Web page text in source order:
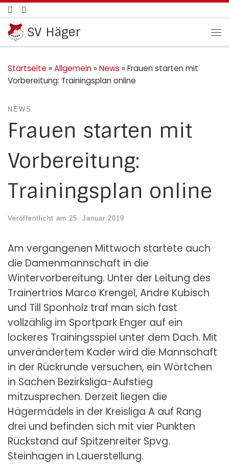
Zum Inhalt springen
SV Häger
Startseite » Allgemein » News » Frauen starten mit
Vorbereitung: Trainingsplan online
NEWS
Frauen starten mit
Vorbereitung:
Trainingsplan online
Veröffentlicht am 25. Januar 2019
Am vergangenen Mittwoch startete auch
die Damenmannschaft in die
Wintervorbereitung. Unter der Leitung des
Trainertrios Marco Krengel, Andre Kubisch
und Till Sponholz traf man sich fast
vollzählig im Sportpark Enger auf ein
lockeres Trainingsspiel unter dem Dach. Mit
unverändertem Kader wird die Mannschaft
in der Rückrunde versuchen, ein Wörtchen
in Sachen Bezirksliga-Aufstieg
mitzusprechen. Derzeit liegen die
Hägermädels in der Kreisliga A auf Rang
drei und befinden sich mit vier Punkten
Rückstand auf Spitzenreiter Spvg.
Steinhagen in Lauerstellung.